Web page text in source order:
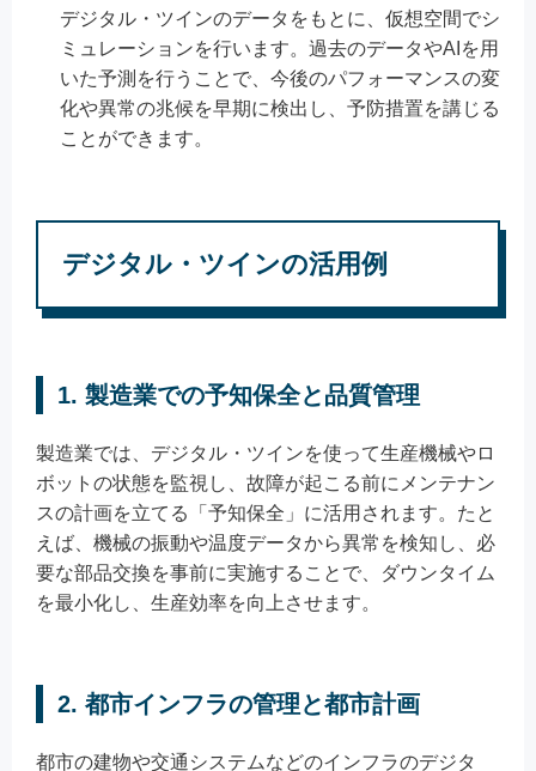
デジタル・ツインのデータをもとに、仮想空間でシ
ミュレーションを行います。過去のデータやAIを用
いた予測を行うことで、今後のパフォーマンスの変
化や異常の兆候を早期に検出し、予防措置を講じる
ことができます。
デジタル・ツインの活用例
1. 製造業での予知保全と品質管理
製造業では、デジタル・ツインを使って生産機械やロ
ボットの状態を監視し、故障が起こる前にメンテナン
スの計画を立てる「予知保全」に活用されます。たと
えば、機械の振動や温度データから異常を検知し、必
要な部品交換を事前に実施することで、ダウンタイム
を最小化し、生産効率を向上させます。
2. 都市インフラの管理と都市計画
都市の建物や交通システムなどのインフラのデジタ